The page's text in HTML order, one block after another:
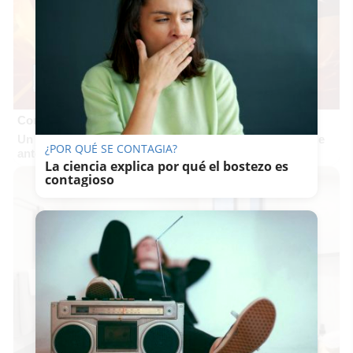
Corepunk MMORPG
Un verdadero MMORPG de la vieja escuela ¡Cómo los de
antes, pero mejor!
¿POR QUÉ SE CONTAGIA?
La ciencia explica por qué el bostezo es
contagioso